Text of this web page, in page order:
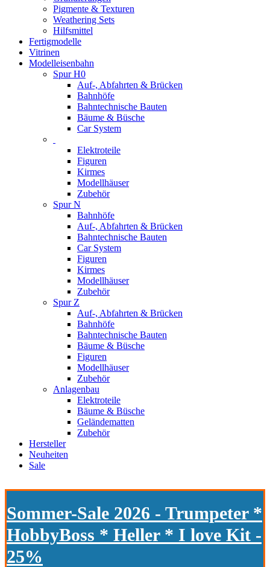
Pigmente & Texturen
Weathering Sets
Hilfsmittel
Fertigmodelle
Vitrinen
Modelleisenbahn
Spur H0
Auf-, Abfahrten & Brücken
Bahnhöfe
Bahntechnische Bauten
Bäume & Büsche
Car System
Elektroteile
Figuren
Kirmes
Modellhäuser
Zubehör
Spur N
Bahnhöfe
Auf-, Abfahrten & Brücken
Bahntechnische Bauten
Car System
Figuren
Kirmes
Modellhäuser
Zubehör
Spur Z
Auf-, Abfahrten & Brücken
Bahnhöfe
Bahntechnische Bauten
Bäume & Büsche
Figuren
Modellhäuser
Zubehör
Anlagenbau
Elektroteile
Bäume & Büsche
Geländematten
Zubehör
Hersteller
Neuheiten
Sale
Sommer-Sale 2026 - Trumpeter *
HobbyBoss * Heller * I love Kit -
25%